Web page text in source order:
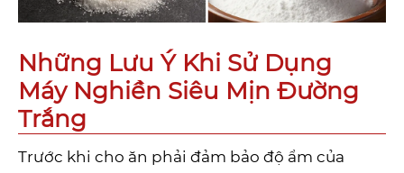
Những Lưu Ý Khi Sử Dụng
Máy Nghiền Siêu Mịn Đường
Trắng
Trước khi cho ăn phải đảm bảo độ ẩm của